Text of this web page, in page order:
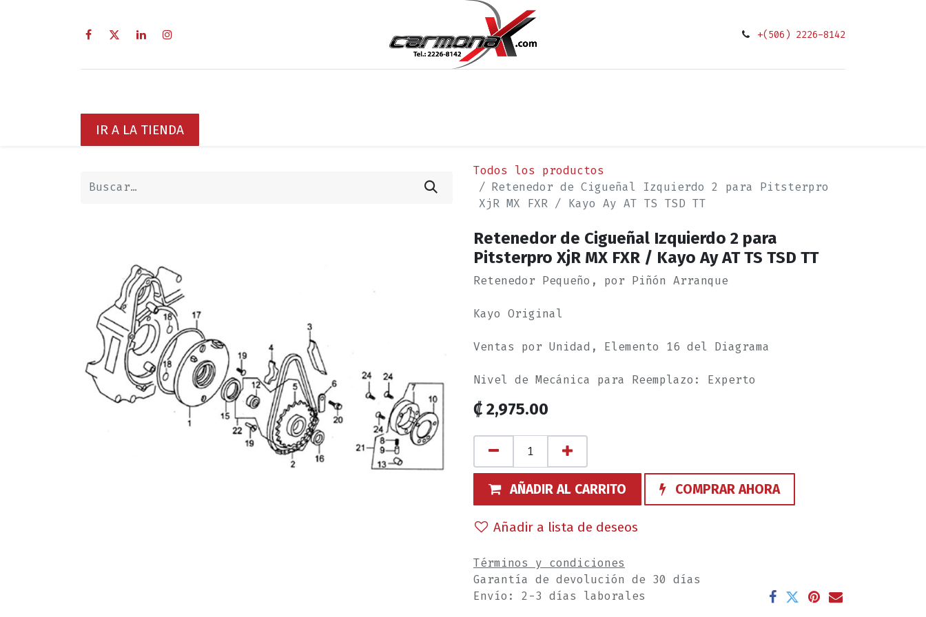
+(506) 2226-8142
IR A LA TIENDA
Todos los productos
Retenedor de Cigueñal Izquierdo 2 para Pitsterpro
XjR MX FXR / Kayo Ay AT TS TSD TT
Retenedor de Cigueñal Izquierdo 2 para
Pitsterpro XjR MX FXR / Kayo Ay AT TS TSD TT
Retenedor Pequeño, por Piñón Arranque
Kayo Original
Ventas por Unidad, Elemento 16 del Diagrama
Nivel de Mecánica para Reemplazo: Experto
₡ 2,975.00
AÑADIR AL CARRITO COMPRAR AHORA
Añadir a lista de deseos
Términos y condiciones
Garantía de devolución de 30 días
Envío: 2-3 días laborales